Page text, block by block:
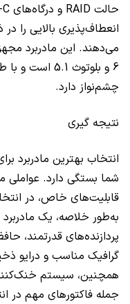
انعطاف‌پذیری بالایی را
چشم‌نواز دارد.
نتیجه گیری
انتخاب بهترین مادربرد
شما بستگی دارد. عواملی
قابلیت‌های خاص، در
به‌طور خلاصه، یک مادربرد
پردازنده‌های قدرتمند،
گرافیک مناسب و درایو
همچنین، سیستم
جمله فاکتورهای مهم در